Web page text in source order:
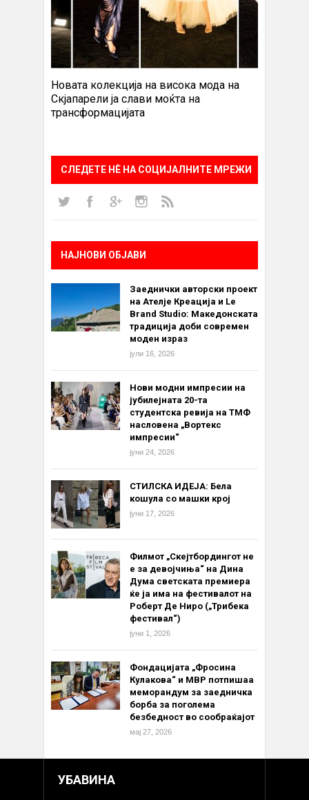
Новата колекција на висока мода на
Скјапарели ја слави моќта на
трансформацијата
СЛЕДЕТЕ НÈ НА СОЦИЈАЛНИТЕ МРЕЖИ
НАЈНОВИ ОБЈАВИ
Заеднички авторски проект
на Ателје Креација и Le
Brand Studio: Македонската
традиција доби современ
моден израз
јули 16, 2026
Нови модни импресии на
јубилејната 20-та
студентска ревија на ТМФ
насловена „Вортекс
импресии“
јуни 24, 2026
СТИЛСКА ИДЕЈА: Бела
кошула со машки крој
јуни 17, 2026
Филмот „Скејтбордингот не
е за девојчиња“ на Дина
Дума светската премиера
ќе ја има на фестивалот на
Роберт Де Ниро („Трибека
фестивал“)
јуни 1, 2026
Фондацијата „Фросина
Кулакова“ и МВР потпишаа
меморандум за заедничка
борба за поголема
безбедност во сообраќајот
мај 27, 2026
УБАВИНА